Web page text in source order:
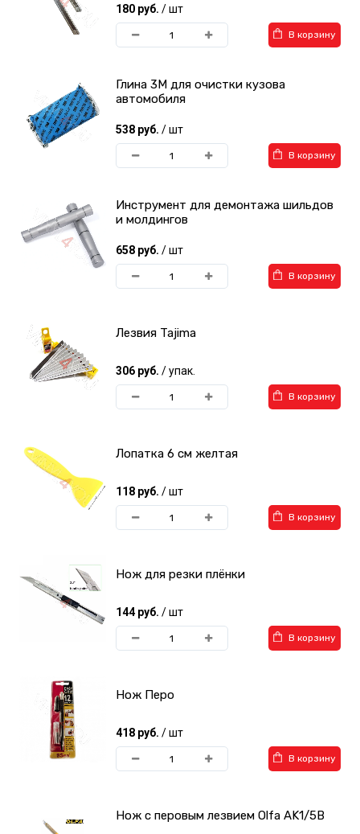
180 руб. / шт
В корзину
Глина 3М для очистки кузова
автомобиля
538 руб. / шт
В корзину
Инструмент для демонтажа шильдов
и молдингов
658 руб. / шт
В корзину
Лезвия Tajima
306 руб. / упак.
В корзину
Лопатка 6 см желтая
118 руб. / шт
В корзину
Нож для резки плёнки
144 руб. / шт
В корзину
Нож Перо
418 руб. / шт
В корзину
Нож с перовым лезвием Olfa AK1/5B